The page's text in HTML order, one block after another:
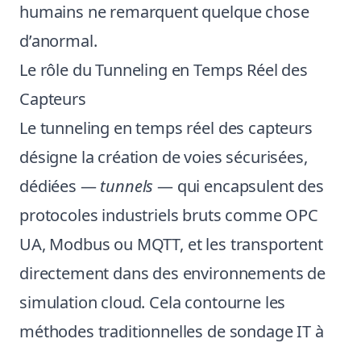
humains ne remarquent quelque chose
d’anormal.
Le rôle du Tunneling en Temps Réel des
Capteurs
Le tunneling en temps réel des capteurs
désigne la création de voies sécurisées,
dédiées —tunnels — qui encapsulent des
protocoles industriels bruts comme OPC
UA, Modbus ou MQTT, et les transportent
directement dans des environnements de
simulation cloud. Cela contourne les
méthodes traditionnelles de sondage IT à